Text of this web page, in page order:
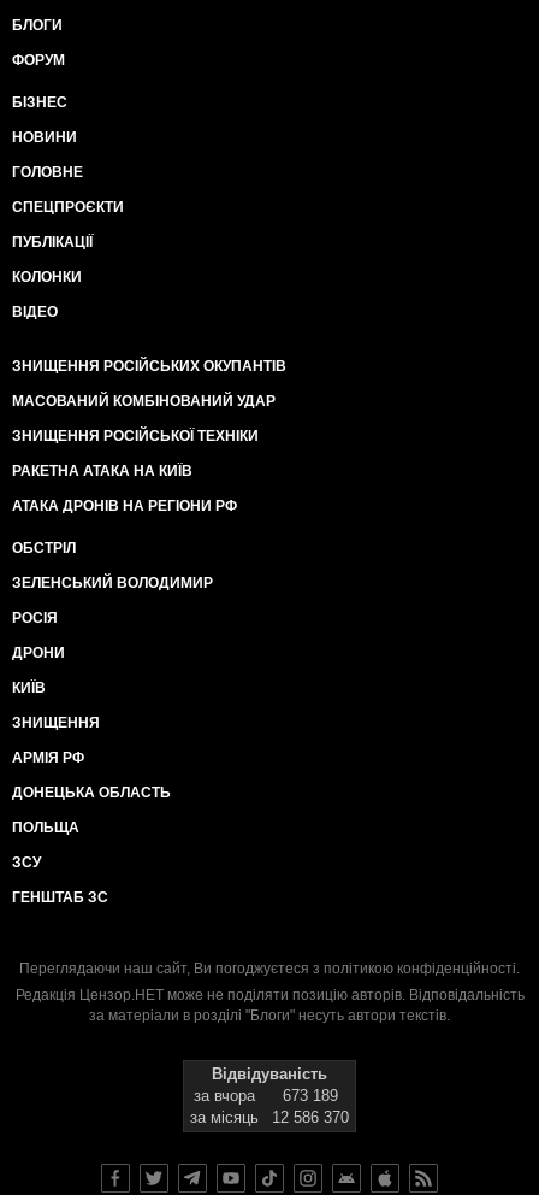
БЛОГИ
ФОРУМ
БІЗНЕС
НОВИНИ
ГОЛОВНЕ
СПЕЦПРОЄКТИ
ПУБЛІКАЦІЇ
КОЛОНКИ
ВІДЕО
ЗНИЩЕННЯ РОСІЙСЬКИХ ОКУПАНТІВ
МАСОВАНИЙ КОМБІНОВАНИЙ УДАР
ЗНИЩЕННЯ РОСІЙСЬКОЇ ТЕХНІКИ
РАКЕТНА АТАКА НА КИЇВ
АТАКА ДРОНІВ НА РЕГІОНИ РФ
ОБСТРІЛ
ЗЕЛЕНСЬКИЙ ВОЛОДИМИР
РОСІЯ
ДРОНИ
КИЇВ
ЗНИЩЕННЯ
АРМІЯ РФ
ДОНЕЦЬКА ОБЛАСТЬ
ПОЛЬЩА
ЗСУ
ГЕНШТАБ ЗС
Переглядаючи наш сайт, Ви погоджуєтеся з політикою конфіденційності.
Редакція Цензор.НЕТ може не поділяти позицію авторів. Відповідальність
за матеріали в розділі "Блоги" несуть автори текстів.
Відвідуваність
за вчора
673 189
за місяць
12 586 370